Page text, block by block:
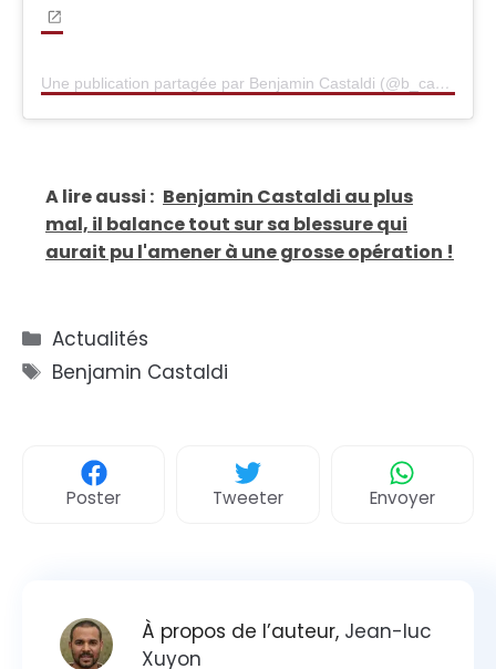
Une publication partagée par Benjamin Castaldi (@b_castaldi)
A lire aussi : Benjamin Castaldi au plus
mal, il balance tout sur sa blessure qui
aurait pu l'amener à une grosse opération !
Catégories
Actualités
Étiquettes
Benjamin Castaldi
Poster Tweeter Envoyer
À propos de l’auteur, Jean-luc
Xuyon